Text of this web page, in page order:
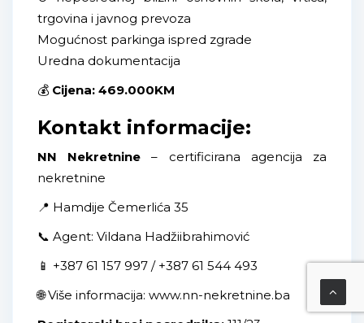
trgovina i javnog prevoza
Mogućnost parkinga ispred zgrade
Uredna dokumentacija
💰 Cijena: 469.000KM
Kontakt informacije:
NN Nekretnine – certificirana agencija za
nekretnine
📍 Hamdije Čemerlića 35
📞 Agent: Vildana Hadžiibrahimović
📱 +387 61 157 997 / +387 61 544 493
🌐 Više informacija: www.nn-nekretnine.ba